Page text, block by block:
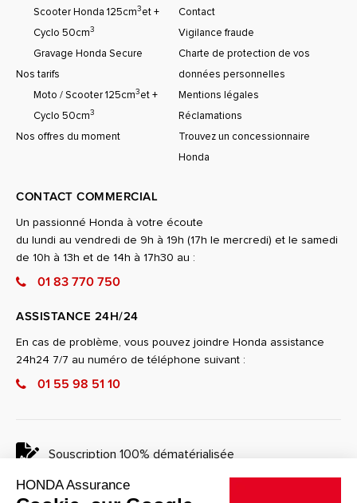
HONDA Assurance
Scooter Honda 125cm3 et +
Cyclo 50cm3
Gravage Honda Secure
Nos tarifs
Moto / Scooter 125cm3 et +
Cyclo 50cm3
Nos offres du moment
Contact
Vigilance fraude
Charte de protection de vos
données personnelles
Mentions légales
Réclamations
Trouvez un concessionnaire
Honda
CONTACT COMMERCIAL
Un passionné Honda à votre écoute
du lundi au vendredi de 9h à 19h (17h le mercredi) et le samedi
de 10h à 13h et de 14h à 17h30 au :
01 83 770 750
ASSISTANCE 24H/24
En cas de problème, vous pouvez joindre Honda assistance
24h24 7/7 au numéro de téléphone suivant :
01 55 98 51 10
Souscription 100% dématérialisée